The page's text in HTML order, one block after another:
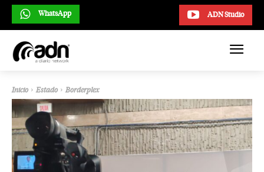
ADN Studio
WhatsApp
Inicio Estado Borderplex